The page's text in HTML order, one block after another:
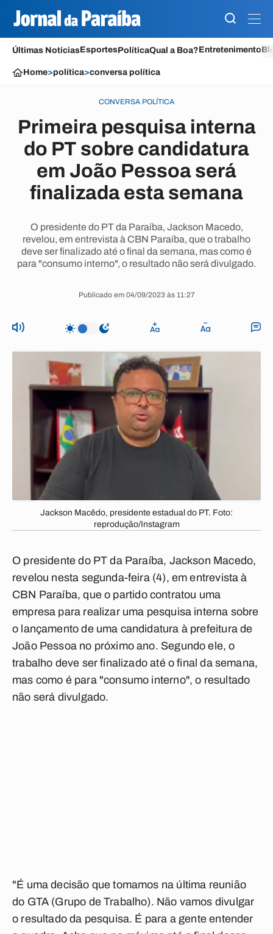
Últimas NotíciasEsportesPolíticaQual a Boa?Entretenimento
Home>política>conversa política
CONVERSA POLÍTICA
Primeira pesquisa interna
do PT sobre candidatura
em João Pessoa será
finalizada esta semana
O presidente do PT da Paraíba, Jackson Macedo,
revelou, em entrevista à CBN Paraíba, que o trabalho
deve ser finalizado até o final da semana, mas como é
para "consumo interno", o resultado não será divulgado.
Publicado em 04/09/2023 às 11:27
Jackson Macêdo, presidente estadual do PT. Foto:
reprodução/Instagram
O presidente do PT da Paraíba, Jackson Macedo,
revelou nesta segunda-feira (4), em entrevista à
CBN Paraíba, que o partido contratou uma
empresa para realizar uma pesquisa interna sobre
o lançamento de uma candidatura à prefeitura de
João Pessoa no próximo ano. Segundo ele, o
trabalho deve ser finalizado até o final da semana,
mas como é para "consumo interno", o resultado
não será divulgado.
"É uma decisão que tomamos na última reunião
do GTA (Grupo de Trabalho). Não vamos divulgar
o resultado da pesquisa. É para a gente entender